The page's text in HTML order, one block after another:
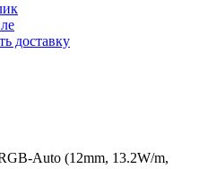
доставку
Auto (12mm, 13.2W/m,